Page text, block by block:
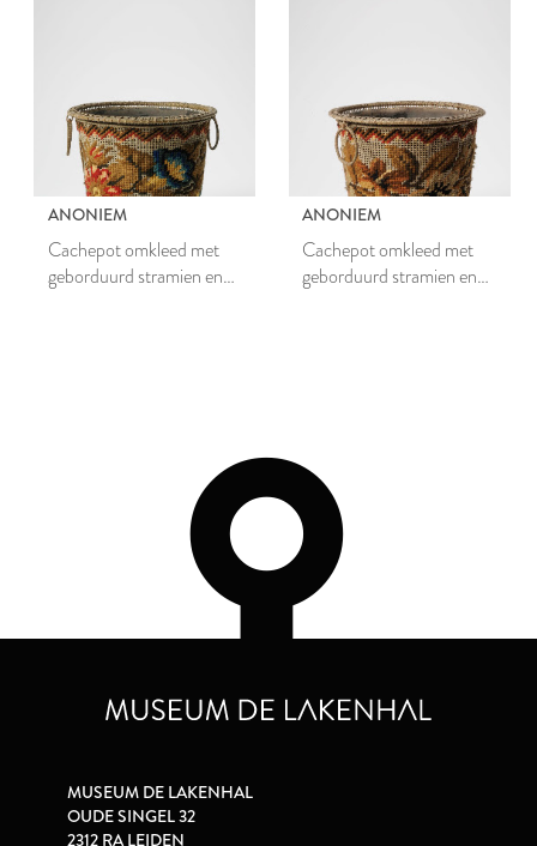
ANONIEM
Cachepot omkleed met
geborduurd stramien en
ANONIEM
Cachepot omkleed met
geborduurd stramien en
MUSEUM DE LAKENHAL
OUDE SINGEL 32
2312 RA LEIDEN